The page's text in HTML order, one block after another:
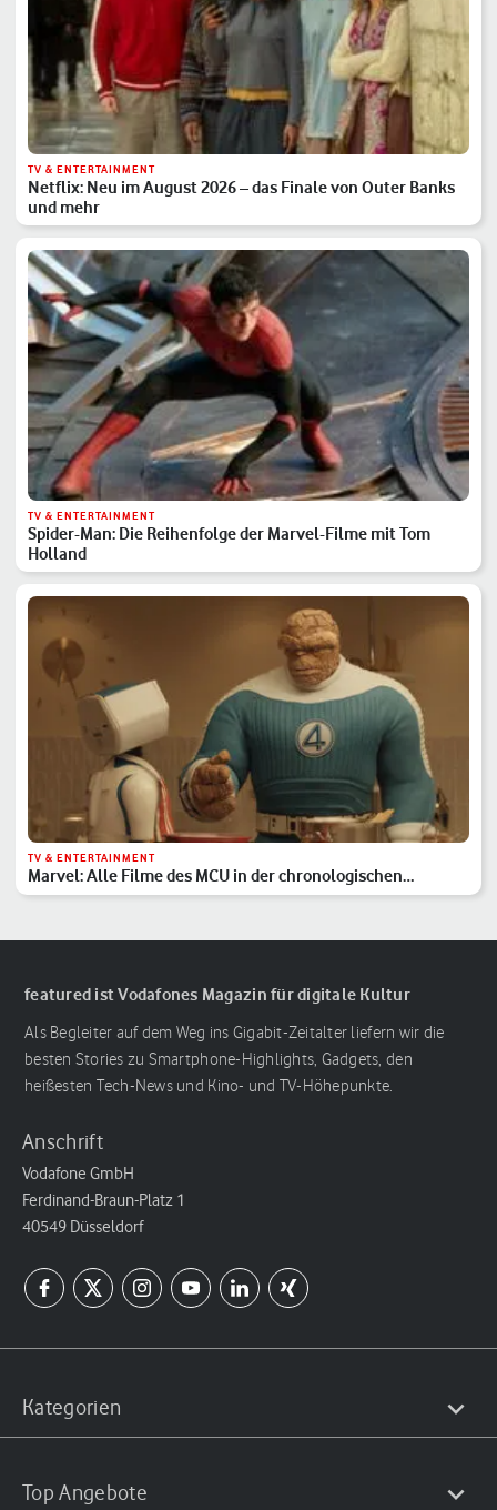
TV & ENTERTAINMENT
Netflix: Neu im August 2026 – das Finale von Outer Banks
und mehr
TV & ENTERTAINMENT
Spider-Man: Die Reihenfolge der Marvel-Filme mit Tom
Holland
TV & ENTERTAINMENT
Marvel: Alle Filme des MCU in der chronologischen
Reihenfolge
featured ist Vodafones Magazin für digitale Kultur
Als Begleiter auf dem Weg ins Gigabit-Zeitalter liefern wir die
besten Stories zu Smartphone-Highlights, Gadgets, den
heißesten Tech-News und Kino- und TV-Höhepunkte.
Anschrift
Vodafone GmbH
Ferdinand-Braun-Platz 1
40549 Düsseldorf
Kategorien
Top Angebote